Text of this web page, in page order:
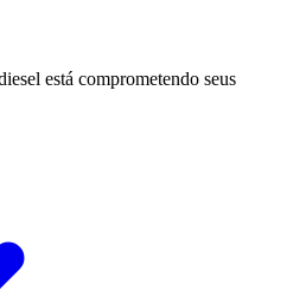
está comprometendo seus